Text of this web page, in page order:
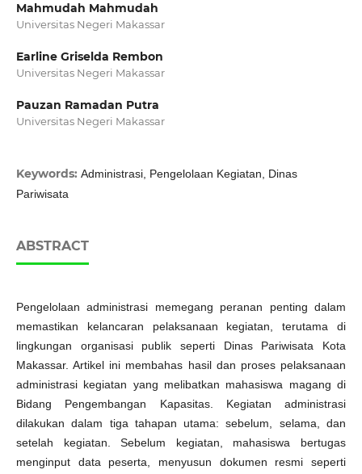
Mahmudah Mahmudah
Universitas Negeri Makassar
Earline Griselda Rembon
Universitas Negeri Makassar
Pauzan Ramadan Putra
Universitas Negeri Makassar
Keywords: Administrasi, Pengelolaan Kegiatan, Dinas
Pariwisata
ABSTRACT
Pengelolaan administrasi memegang peranan penting dalam
memastikan kelancaran pelaksanaan kegiatan, terutama di
lingkungan organisasi publik seperti Dinas Pariwisata Kota
Makassar. Artikel ini membahas hasil dan proses pelaksanaan
administrasi kegiatan yang melibatkan mahasiswa magang di
Bidang Pengembangan Kapasitas. Kegiatan administrasi
dilakukan dalam tiga tahapan utama: sebelum, selama, dan
setelah kegiatan. Sebelum kegiatan, mahasiswa bertugas
menginput data peserta, menyusun dokumen resmi seperti